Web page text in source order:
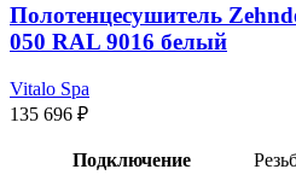
Полотенцесушитель
050 RAL 9016 белый
Vitalo Spa
135 696 ₽
Подключение